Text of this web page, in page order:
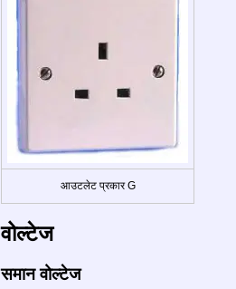
आउटलेट प्रकार G
वोल्टेज
समान वोल्टेज